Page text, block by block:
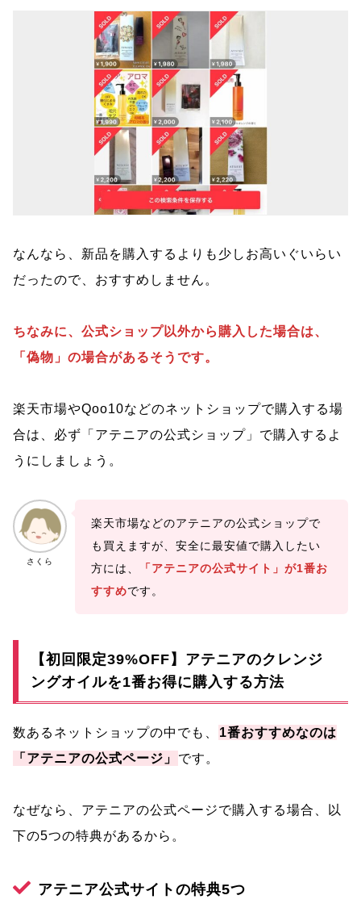
なんなら、新品を購入するよりも少しお高いぐいらい
だったので、おすすめしません。
ちなみに、公式ショップ以外から購入した場合は、
「偽物」の場合があるそうです。
楽天市場やQoo10などのネットショップで購入する場
合は、必ず「アテニアの公式ショップ」で購入するよ
うにしましょう。
さくら
楽天市場などのアテニアの公式ショップで
も買えますが、安全に最安値で購入したい
方には、
「アテニアの公式サイト」が1番お
すすめです。
【初回限定39%OFF】アテニアのクレンジ
ングオイルを1番お得に購入する方法
数あるネットショップの中でも、
1番おすすめなのは
「アテニアの公式ページ」
です。
なぜなら、アテニアの公式ページで購入する場合、以
下の5つの特典があるから。
アテニア公式サイトの特典5つ